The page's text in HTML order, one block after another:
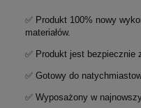
✅ Produkt 100% nowy
materiałów.
✅ Produkt jest bezpiecznie
✅ Gotowy do
✅ Wyposażony w